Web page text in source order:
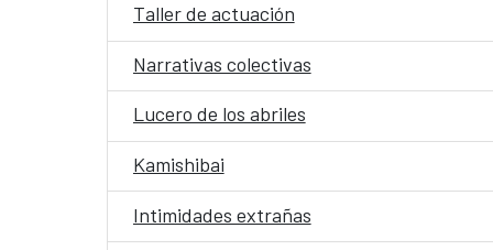
Taller de actuación
Narrativas colectivas
Lucero de los abriles
Kamishibai
Intimidades extrañas